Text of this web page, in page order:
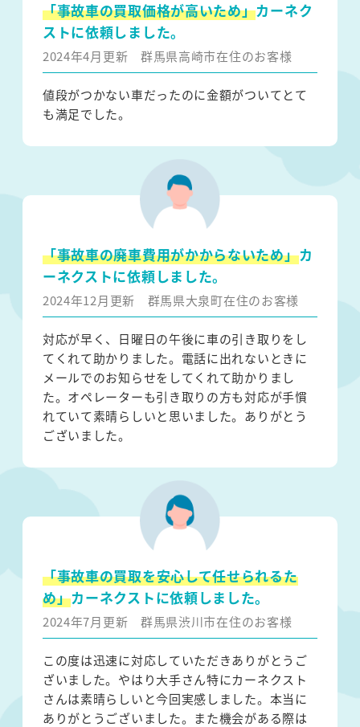
「事故車の買取価格が高いため」カーネク
ストに依頼しました。
2024年4月更新 群馬県高崎市在住のお客様
値段がつかない車だったのに金額がついてとて
も満足でした。
「事故車の廃車費用がかからないため」カ
ーネクストに依頼しました。
2024年12月更新 群馬県大泉町在住のお客様
対応が早く、日曜日の午後に車の引き取りをし
てくれて助かりました。電話に出れないときに
メールでのお知らせをしてくれて助かりまし
た。オペレーターも引き取りの方も対応が手慣
れていて素晴らしいと思いました。ありがとう
ございました。
「事故車の買取を安心して任せられるた
め」カーネクストに依頼しました。
2024年7月更新 群馬県渋川市在住のお客様
この度は迅速に対応していただきありがとうご
ざいました。やはり大手さん特にカーネクスト
さんは素晴らしいと今回実感しました。本当に
ありがとうございました。また機会がある際は